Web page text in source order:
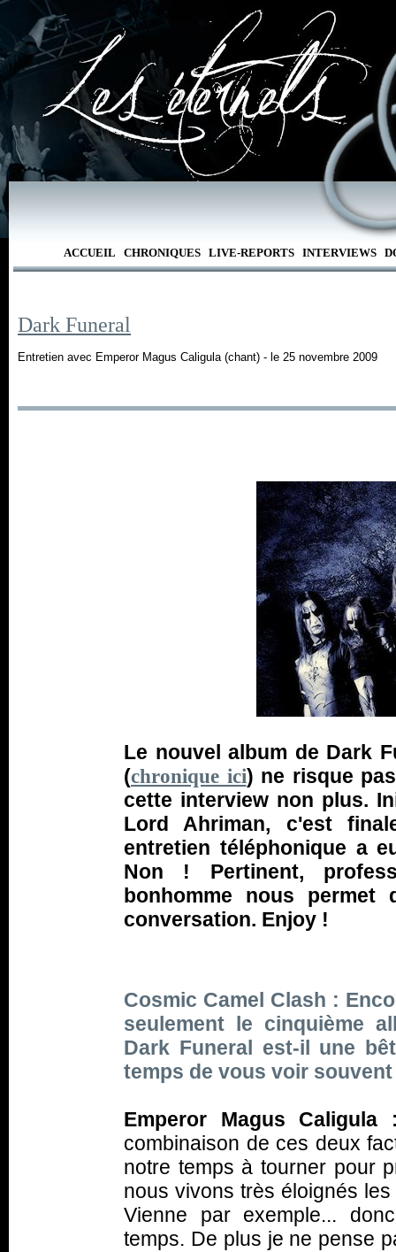
ACCUEIL CHRONIQUES LIVE-REPORTS INTERVIEWS
Dark Funeral
Entretien avec Emperor Magus Caligula (chant) - le 25 novembre 2009
Le nouvel album de Dark
(chronique ici) ne risque
cette interview non plus.
Lord Ahriman, c'est
entretien téléphonique a
Non ! Pertinent,
bonhomme nous
conversation. Enjoy !
Cosmic Camel Clash :
seulement le cinquième
Dark Funeral est-il une
temps de vous voir souvent
Emperor Magus Caligula
combinaison de ces deux
notre temps à tourner pour
nous vivons très éloignés
Vienne par exemple...
temps. De plus je ne pense